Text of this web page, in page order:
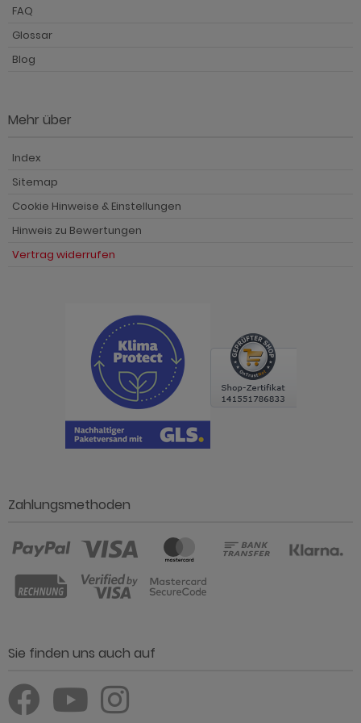
FAQ
Glossar
Blog
Mehr über
Index
Sitemap
Cookie Hinweise & Einstellungen
Hinweis zu Bewertungen
Vertrag widerrufen
Zahlungsmethoden
Sie finden uns auch auf
Tomaso
Vestland
Ward
Stove weiß Pinie
Stream
Sunroof
Timber
Tomaso